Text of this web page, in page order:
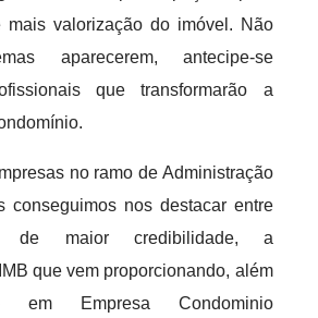
mais valorização do imóvel. Não
aparecerem, antecipe-se
que transformarão a
no ramo de Administração
conseguimos nos destacar entre
de maior credibilidade, a
que vem proporcionando, além
em Empresa Condominio